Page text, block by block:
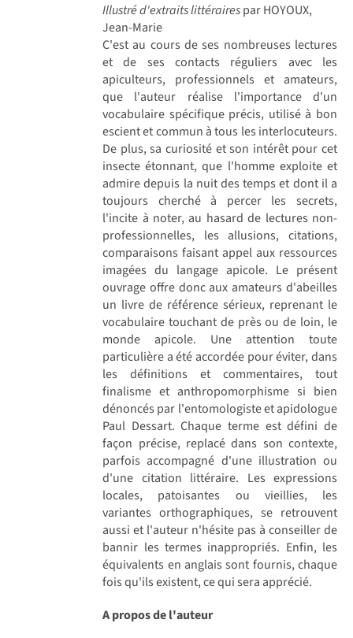
Illustré d'extraits littérairespar HOYOUX,
Jean-Marie
C'est au cours de ses nombreuses lectures
et de ses contacts réguliers avec les
apiculteurs, professionnels et amateurs,
que l'auteur réalise l'importance d'un
vocabulaire spécifique précis, utilisé à bon
escient et commun à tous les interlocuteurs.
De plus, sa curiosité et son intérêt pour cet
insecte étonnant, que l'homme exploite et
admire depuis la nuit des temps et dont il a
toujours cherché à percer les secrets,
l'incite à noter, au hasard de lectures non-
professionnelles, les allusions, citations,
comparaisons faisant appel aux ressources
imagées du langage apicole. Le présent
ouvrage offre donc aux amateurs d'abeilles
un livre de référence sérieux, reprenant le
vocabulaire touchant de près ou de loin, le
monde apicole. Une attention toute
particulière a été accordée pour éviter, dans
les définitions et commentaires, tout
finalisme et anthropomorphisme si bien
dénoncés par l'entomologiste et apidologue
Paul Dessart. Chaque terme est défini de
façon précise, replacé dans son contexte,
parfois accompagné d'une illustration ou
d'une citation littéraire. Les expressions
locales, patoisantes ou vieillies, les
variantes orthographiques, se retrouvent
aussi et l'auteur n'hésite pas à conseiller de
bannir les termes inappropriés. Enfin, les
équivalents en anglais sont fournis, chaque
fois qu'ils existent, ce qui sera apprécié.
A propos de l'auteur